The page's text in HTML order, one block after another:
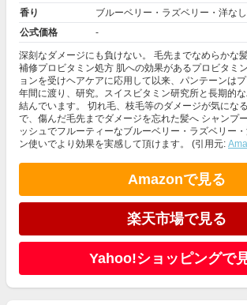
香り
ブルーベリー・ラズベリー・洋な
公式価格
-
深刻なダメージにも負けない。 毛先までなめらかな
補修プロビタミン処方 肌への効果があるプロビタミ
ョンを受けヘアケアに応用して以来、パンテーンは
年間に渡り、研究。スイスビタミン研究所と長期的
結んでいます。 切れ毛、枝毛等のダメージが気にな
で、傷んだ毛先までダメージを忘れた髪へ シャンプ
ッシュでフルーティーなブルーベリー・ラズベリー
ン使いでより効果を実感して頂けます。 (引用元:
Amazonで見る
楽天市場で見る
Yahoo!ショッピングで